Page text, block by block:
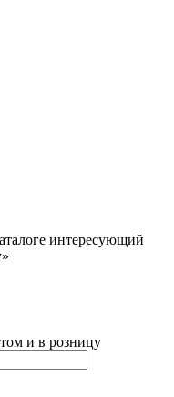
интересующий
и в розницу